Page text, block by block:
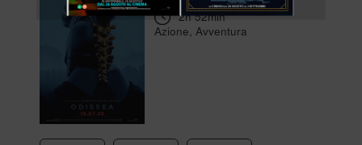
2h 52min
Azione, Avventura